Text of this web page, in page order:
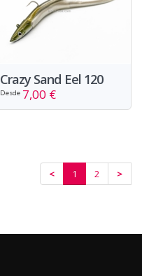
Crazy Sand Eel 120
Desde 7,00 €
< 1 2 >